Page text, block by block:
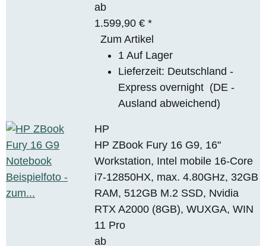
ab
1.599,90 €*
Zum Artikel
1 Auf Lager
Lieferzeit: Deutschland -
Express overnight (DE -
Ausland abweichend)
HP
HP ZBook Fury 16 G9, 16"
Workstation, Intel mobile 16-Core
i7-12850HX, max. 4.80GHz, 32GB
RAM, 512GB M.2 SSD, Nvidia
RTX A2000 (8GB), WUXGA, WIN
11 Pro
ab